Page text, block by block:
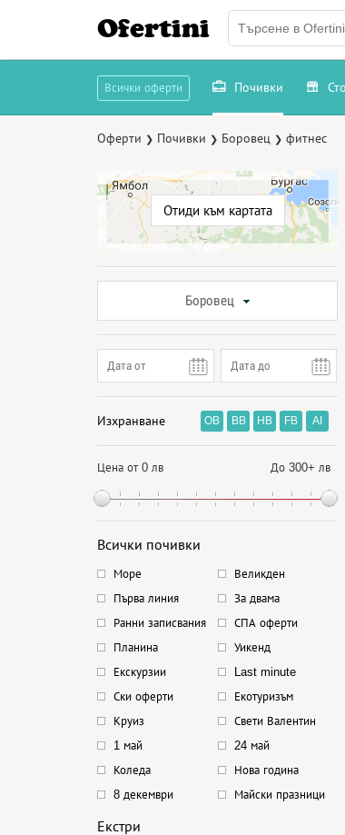
Ofertini
Всички оферти Почивки
Оферти ❯ Почивки ❯ Боровец ❯ фитнес
Отиди към картата
Боровец
Изхранване OB BB HB FB AI
Цена от 0 лв До 300+ лв
Всички почивки
Море
Великден
Първа линия
За двама
Ранни записвания
СПА оферти
Планина
Уикенд
Екскурзии
Last minute
Ски оферти
Екотуризъм
Круиз
Свети Валентин
1 май
24 май
Коледа
Нова година
8 декември
Майски празници
Екстри